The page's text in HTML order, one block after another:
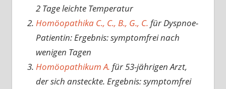
2 Tage leichte Temperatur
Homöopathika C., C., B., G., C. für Dyspnoe-
Patientin: Ergebnis: symptomfrei nach
wenigen Tagen
Homöopathikum A. für 53-jährigen Arzt,
der sich ansteckte. Ergebnis: symptomfrei